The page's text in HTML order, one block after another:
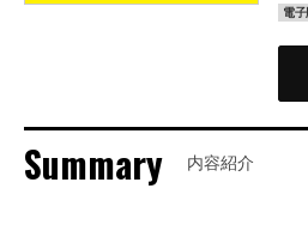
電子
Summary 内容紹介